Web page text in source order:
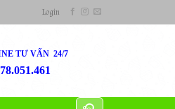
Login
TƯ VẤN 24/7
Search